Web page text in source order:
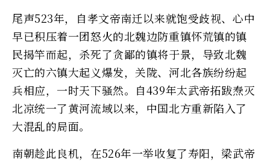
尾声523年，自孝文帝南迁以来就饱受歧视、心中
早已积压着一团怒火的北魏边防重镇怀荒镇的镇
民揭竿而起，杀死了贪鄙的镇将于景，导致北魏
灭亡的六镇大起义爆发，关陇、河北各族纷纷起
兵相应，一时天下骚然。自439年太武帝拓跋焘灭
北凉统一了黄河流域以来，中国北方重新陷入了
大混乱的局面。
南朝趁此良机，在526年一举收复了寿阳，梁武帝